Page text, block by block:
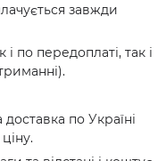
завжди
по передоплаті, так і
по Україні